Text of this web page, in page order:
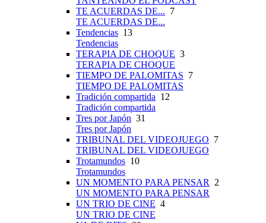
TE ACUERDAS DE... 7
TE ACUERDAS DE...
Tendencias 13
Tendencias
TERAPIA DE CHOQUE 3
TERAPIA DE CHOQUE
TIEMPO DE PALOMITAS 7
TIEMPO DE PALOMITAS
Tradición compartida 12
Tradición compartida
Tres por Japón 31
Tres por Japón
TRIBUNAL DEL VIDEOJUEGO 7
TRIBUNAL DEL VIDEOJUEGO
Trotamundos 10
Trotamundos
UN MOMENTO PARA PENSAR
2
UN MOMENTO PARA PENSAR
UN TRIO DE CINE 4
UN TRIO DE CINE